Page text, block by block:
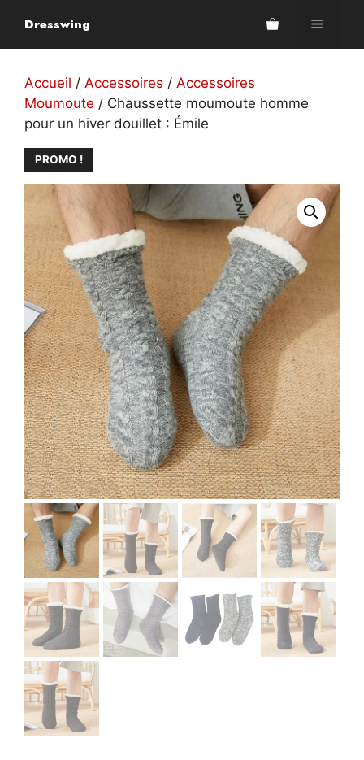
contenu
Dresswing Menu
Accueil / Accessoires / Accessoires
Moumoute / Chaussette moumoute homme
pour un hiver douillet : Émile
PROMO !